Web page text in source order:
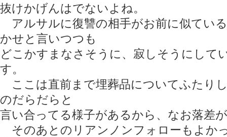
抜けかげんはでないよね。
アルサルに復讐の相手がお前に似てい
かせと言いつつも
どこかすまなさそうに、寂しそうにして
す。
ここは直前まで埋葬品についてふたり
のだらだらと
言い合ってる様子があるから、なお落差
そのあとのリアンノンフォローもよか